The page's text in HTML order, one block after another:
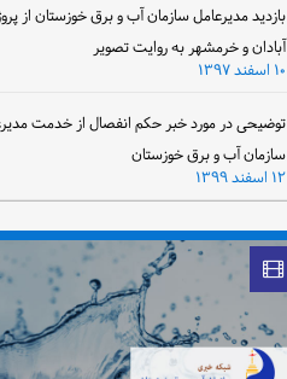
بازدید مدیرعامل سازمان آب و برق خوزستان از
آبادان و خرمشهر به روایت تصویر
۱۰ اسفند ۱۳۹۷
توضیحی در مورد خبر حکم انفصال از خدمت
سازمان آب و برق خوزستان
۱۲ اسفند ۱۳۹۹